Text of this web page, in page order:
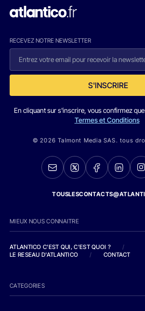
RECEVEZ NOTRE NEWSLETTER
S'INSCRIRE
En cliquant sur s'inscrire, vous confirmez
Termes et Conditions
© 2026 Talmont Media SAS. tous
MIEUX NOUS CONNAITRE
ATLANTICO C'EST QUI, C'EST QUOI ?
/
LE RESEAU D'ATLANTICO
/ CONTACT
CATEGORIES